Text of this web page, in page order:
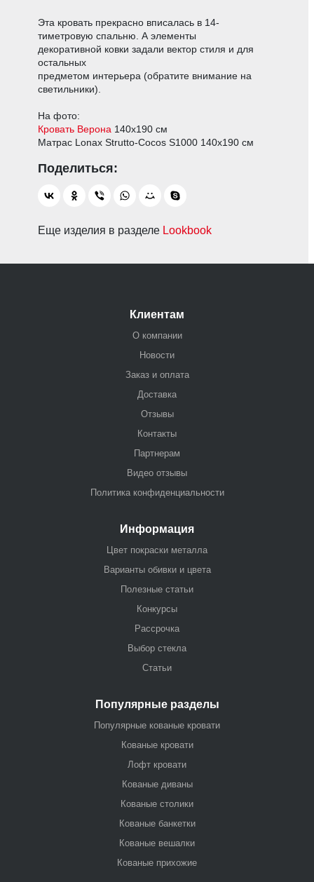
Эта кровать прекрасно вписалась в 14-
тиметровую спальню. А элементы
декоративной ковки задали вектор стиля и для
остальных
предметом интерьера (обратите внимание на
светильники).
На фото:
Кровать Верона 140х190 см
Матрас Lonax Strutto-Cocos S1000 140х190 см
Еще изделия в разделе Lookbook
Клиентам
О компании
Новости
Заказ и оплата
Доставка
Отзывы
Контакты
Партнерам
Видео отзывы
Политика конфиденциальности
Информация
Цвет покраски металла
Варианты обивки и цвета
Полезные статьи
Конкурсы
Рассрочка
Выбор стекла
Статьи
Популярные разделы
Популярные кованые кровати
Кованые кровати
Лофт кровати
Кованые диваны
Кованые столики
Кованые банкетки
Кованые вешалки
Кованые прихожие